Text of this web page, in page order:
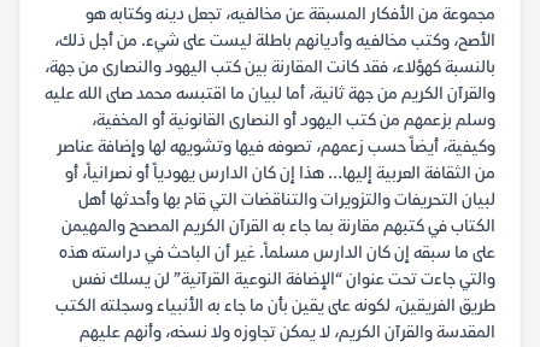
مجموعة من الأفكار المسبقة عن مخالفيه، تجعل دينه وكتابه هو
الأصح، وكتب مخالفيه وأديانهم باطلة ليست على شيء. من أجل ذلك،
بالنسبة كهؤلاء، فقد كانت المقارنة بين كتب اليهود والنصارى من جهة،
والقرآن الكريم من جهة ثانية، أما لبيان ما اقتبسه محمد صلى الله عليه
وسلم بزعمهم من كتب اليهود أو النصارى القانونية أو المخفية،
وكيفية، أيضاً حسب زعمهم، تصوفه فيها وتشويهه لها وإضافة عناصر
من الثقافة العربية إليها… هذا إن كان الدارس يهودياً أو نصرانياً، أو
لبيان التحريفات والتزويرات والتناقضات التي قام بها وأحدثها أهل
الكتاب في كتبهم مقارنة بما جاء به القرآن الكريم المصحح والمهيمن
على ما سبقه إن كان الدارس مسلماً. غير أن الباحث في دراسته هذه
والتي جاءت تحت عنوان “الإضافة النوعية القرآنية” لن يسلك نفس
طريق الفريقين، لكونه على يقين بأن ما جاء به الأنبياء وسجلته الكتب
المقدسة والقرآن الكريم، لا يمكن تجاوزه ولا نسخه، وأنهم عليهم